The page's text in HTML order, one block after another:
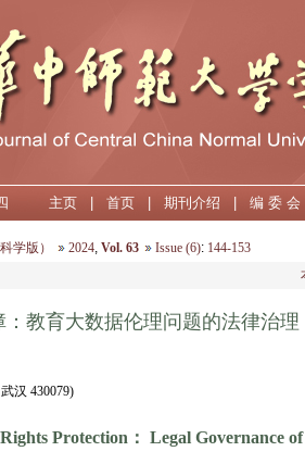
主页 首页 期刊介绍 编 委 会
学版） 2024, Vol. 63 Issue (6):144-153
教育大数据伦理问题的法律治理
汉 430079)
Protection： Legal Governance